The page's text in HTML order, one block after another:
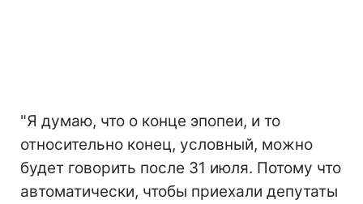
"Я думаю, что о конце эпопеи, и то
относительно конец, условный, можно
будет говорить после 31 июля. Потому что
автоматически, чтобы приехали депутаты